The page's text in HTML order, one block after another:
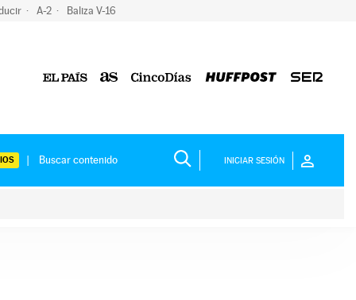
A-2 Baliza V-16
INICIAR SESIÓN